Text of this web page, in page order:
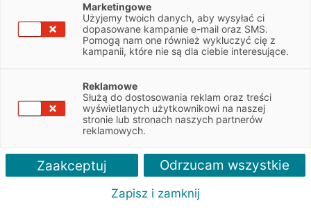
© 2026 Europejski Fundusz Leasingowy, wszystkie prawa
zastrzeżone.
Marketingowe
Użyjemy twoich danych, aby wysyłać ci
dopasowane kampanie e-mail oraz SMS.
Pomogą nam one również wykluczyć cię z
kampanii, które nie są dla ciebie interesujące.
Reklamowe
Służą do dostosowania reklam oraz treści
wyświetlanych użytkownikowi na naszej
stronie lub stronach naszych partnerów
reklamowych.
Zaakceptuj Odrzucam wszystkie
Zapisz i zamknij